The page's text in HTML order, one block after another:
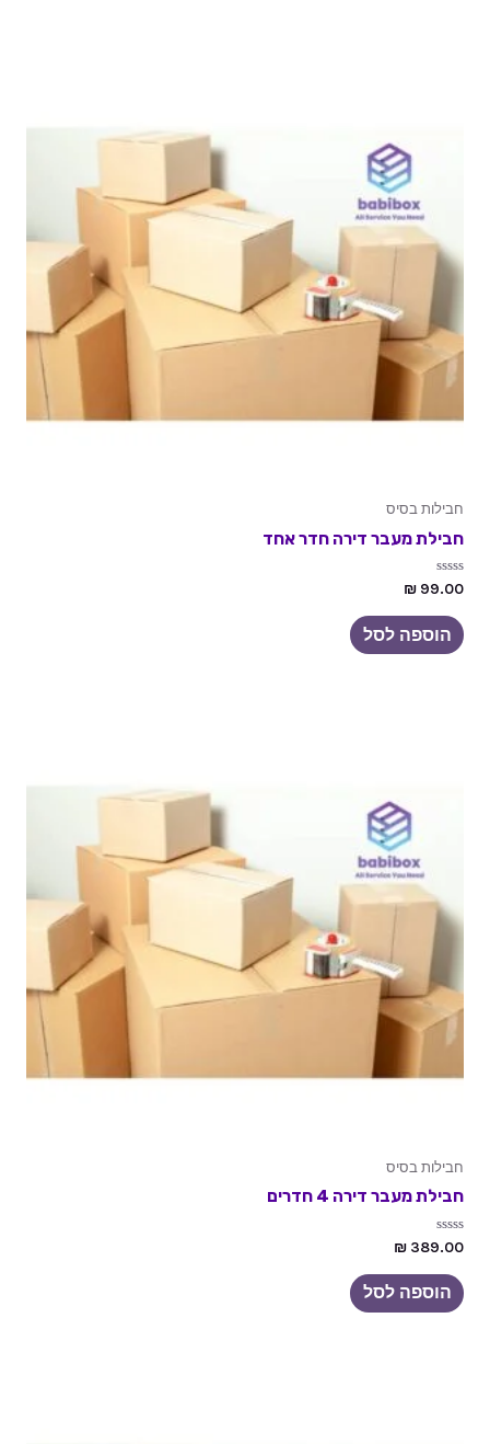
חבילות בסיס
חבילת מעבר דירה חדר אחד
דורג
מתוך
5
₪ 99.00
הוספה לסל
חבילות בסיס
חבילת מעבר דירה 4 חדרים
דורג
מתוך
5
₪ 389.00
הוספה לסל